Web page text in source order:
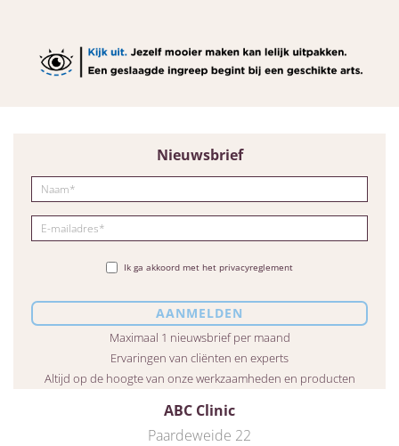
ABC Clinic
Paardeweide 22
Nieuwsbrief
Ik ga akkoord met het privacyreglement
Maximaal 1 nieuwsbrief per maand
Ervaringen van cliënten en experts
Altijd op de hoogte van onze werkzaamheden en producten